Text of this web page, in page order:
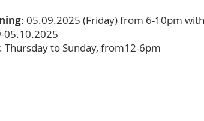
: 05.09.2025 (Friday) from 6-10pm
05.10.2025
: Thursday to Sunday, from12-6pm